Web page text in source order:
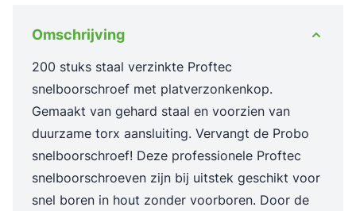
Omschrijving
200 stuks staal verzinkte Proftec
snelboorschroef met platverzonkenkop.
Gemaakt van gehard staal en voorzien van
duurzame torx aansluiting. Vervangt de Probo
snelboorschroef! Deze professionele Proftec
snelboorschroeven zijn bij uitstek geschikt voor
snel boren in hout zonder voorboren. Door de